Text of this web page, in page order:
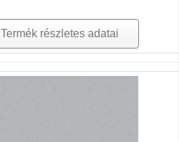
Termék részletes adatai